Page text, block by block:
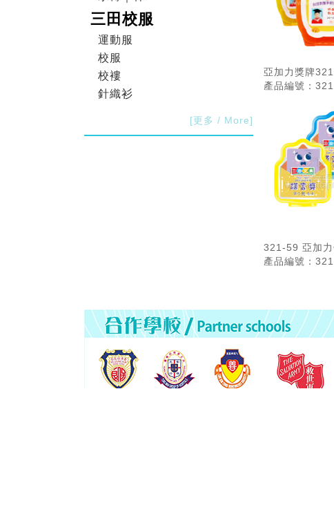
三田校服
運動服
校服
校褸
針織衫
[更多 / More]
亞加力獎牌
產品編號：
321-59 亞加力
產品編號：